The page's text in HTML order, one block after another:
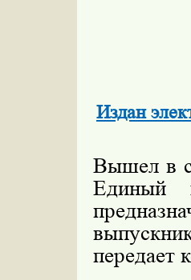
Издан
Вышел в
Единый
передает